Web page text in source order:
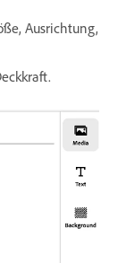
Ausrichtung,